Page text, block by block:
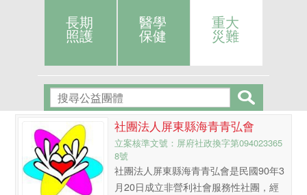
長期
照護
醫學
保健
重大
災難
社團法人屏東縣海青青弘會
立案核準文號：屏府社政換字第094023365
8號
社團法人屏東縣海青青弘會是民國90年3
月20日成立非營利社會服務性社團，經